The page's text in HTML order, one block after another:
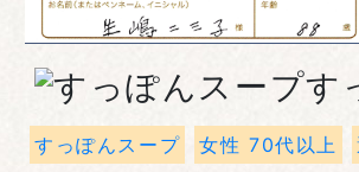
す
すっぽんスープ 女性 70代以上